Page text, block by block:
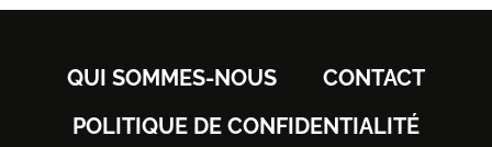
QUI SOMMES-NOUS
CONTACT
POLITIQUE DE CONFIDENTIALITÉ